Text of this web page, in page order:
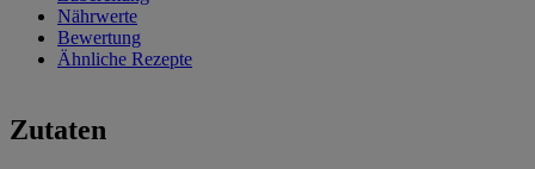
Nährwerte
Bewertung
Ähnliche Rezepte
Zutaten